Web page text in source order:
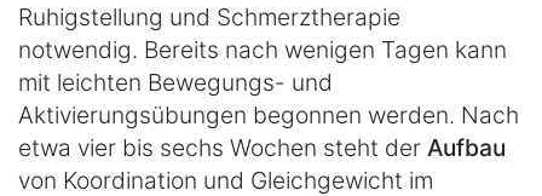
Ruhigstellung und Schmerztherapie
notwendig. Bereits nach wenigen Tagen kann
mit leichten Bewegungs- und
Aktivierungsübungen begonnen werden. Nach
etwa vier bis sechs Wochen steht der Aufbau
von Koordination und Gleichgewicht im